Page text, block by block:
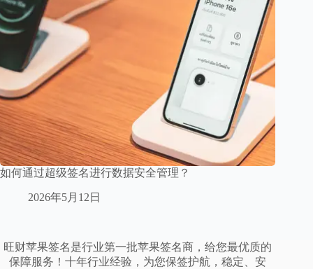
如何通过超级签名进行数据安全管理？
2026年5月12日
旺财苹果签名是行业第一批苹果签名商，给您最优质的
保障服务！十年行业经验，为您保签护航，稳定、安